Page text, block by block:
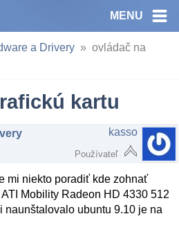
MENU
a Drivery
ovládač na
kartu
kasso
Používateľ
mi niekto poradiť kde zohnať
Mobility Radeon HD 4330 512
naunštalovalo ubuntu 9.10 je na